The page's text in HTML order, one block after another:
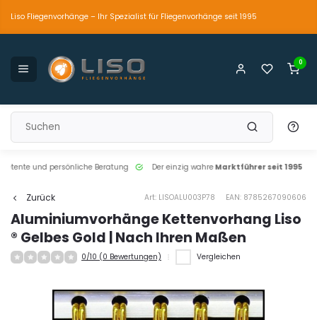
Liso Fliegenvorhänge – Ihr Spezialist für Fliegenvorhänge seit 1995
0
und persönliche Beratung Der einzig wahreMarktführer seit 1995
Zurück Art: LISOALU003P78 EAN: 8785267090606
Aluminiumvorhänge Kettenvorhang Liso
® Gelbes Gold | Nach Ihren Maßen
0/10 (0 Bewertungen) Vergleichen